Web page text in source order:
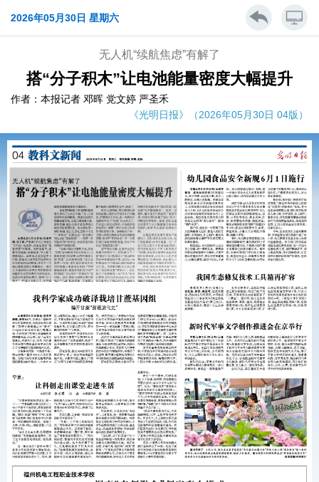
2026年05月30日 星期六
无人机“续航焦虑”有解了
搭“分子积木”让电池能量密度大幅提升
作者：本报记者 邓晖 党文婷 严圣禾
《光明日报》（2026年05月30日 04版）